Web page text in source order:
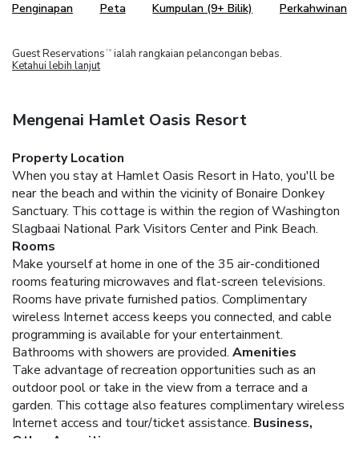
Penginapan Peta Kumpulan (9+ Bilik) Perkahwinan
Guest Reservations TM ialah rangkaian pelancongan bebas.
Ketahui lebih lanjut
Mengenai Hamlet Oasis Resort
Property Location
When you stay at Hamlet Oasis Resort in Hato, you'll be
near the beach and within the vicinity of Bonaire Donkey
Sanctuary. This cottage is within the region of Washington
Slagbaai National Park Visitors Center and Pink Beach.
Rooms
Make yourself at home in one of the 35 air-conditioned
rooms featuring microwaves and flat-screen televisions.
Rooms have private furnished patios. Complimentary
wireless Internet access keeps you connected, and cable
programming is available for your entertainment.
Bathrooms with showers are provided. Amenities
Take advantage of recreation opportunities such as an
outdoor pool or take in the view from a terrace and a
garden. This cottage also features complimentary wireless
Internet access and tour/ticket assistance. Business,
Other Amenities